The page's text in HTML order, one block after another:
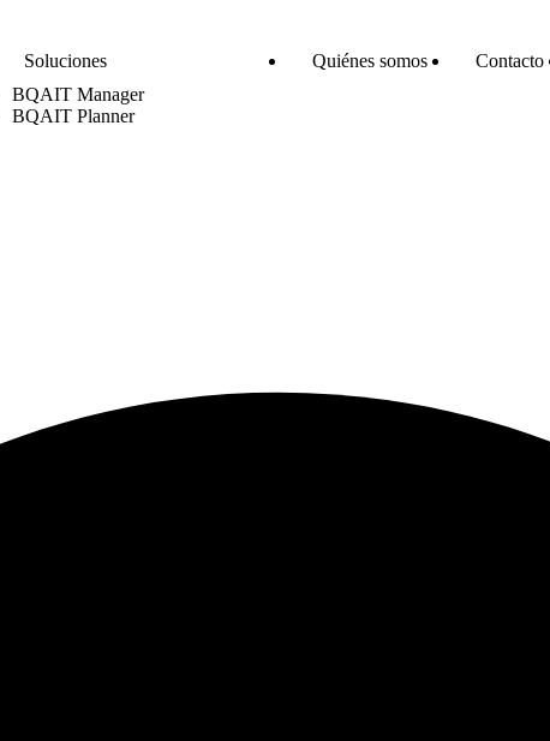
Soluciones
BQAIT Manager
BQAIT Planner
Quiénes somos Contacto